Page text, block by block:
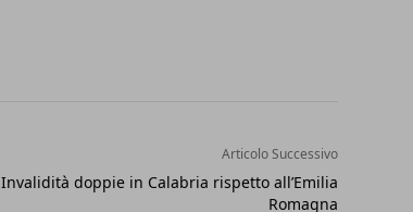
Articolo Successivo
Invalidità doppie in Calabria rispetto all’Emilia
Romagna